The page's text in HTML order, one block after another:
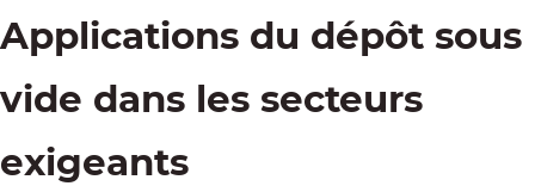
Applications du dépôt sous
vide dans les secteurs
exigeants